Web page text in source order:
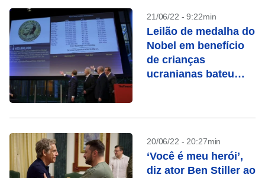
21/06/22 - 9:22min
Leilão de medalha do
Nobel em benefício
de crianças
ucranianas bateu
20/06/22 - 20:27min
‘Você é meu herói’,
diz ator Ben Stiller ao